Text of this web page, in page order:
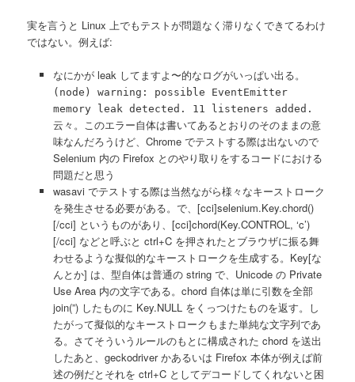
実を言うと Linux 上でもテストが問題なく滞りなくできてるわけ
ではない。例えば:
なにかが leak してますよ〜的なログがいっぱい出る。
(node) warning: possible EventEmitter
memory leak detected. 11 listeners added.
云々。このエラー自体は書いてあるとおりのそのままの意
味なんだろうけど、Chrome でテストする際は出ないので
Selenium 内の Firefox とのやり取りをするコードにおける
問題だと思う
wasavi でテストする際は当然ながら様々なキーストローク
を発生させる必要がある。で、[cci]selenium.Key.chord()
[/cci] というものがあり、[cci]chord(Key.CONTROL, ‘c’)
[/cci] などと呼ぶと ctrl+C を押されたとブラウザに振る舞
わせるような擬似的なキーストロークを生成する。Key[な
んとか] は、型自体は普通の string で、Unicode の Private
Use Area 内の文字である。chord 自体は単に引数を全部
join(”) したものに Key.NULL をくっつけたものを返す。し
たがって擬似的なキーストロークもまた単純な文字列であ
る。さてそういうルールのもとに構成された chord を送出
したあと、geckodriver かあるいは Firefox 本体が例えば前
述の例だとそれを ctrl+C としてデコードしてくれないと困